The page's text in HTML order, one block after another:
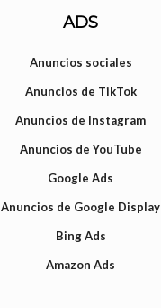
ADS
Anuncios sociales
Anuncios de TikTok
Anuncios de Instagram
Anuncios de YouTube
Google Ads
Anuncios de Google Display
Bing Ads
Amazon Ads